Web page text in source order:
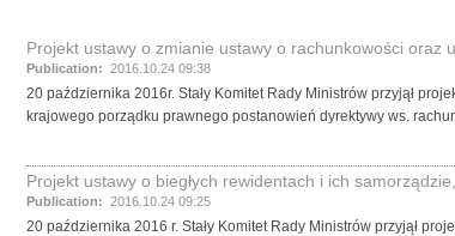
Projekt ustawy o zmianie ustawy o rachunkowości oraz
Publication: 2016.10.24 09:38
20 października 2016r. Stały Komitet Rady Ministrów przyjął
krajowego porządku prawnego postanowień dyrektywy ws.
Projekt ustawy o biegłych rewidentach i ich
Publication: 2016.10.24 09:25
20 października 2016 r. Stały Komitet Rady Ministrów przyjął